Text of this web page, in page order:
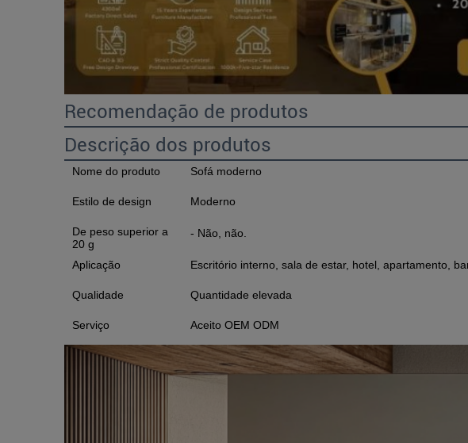
Recomendação de produtos
Descrição dos produtos
Nome do produto Sofá moderno
Estilo de design Moderno
De peso superior a
20 g
- Não, não.
Aplicação Escritório interno, sala de estar, hotel, apartamento,
Qualidade Quantidade elevada
Serviço Aceito OEM ODM